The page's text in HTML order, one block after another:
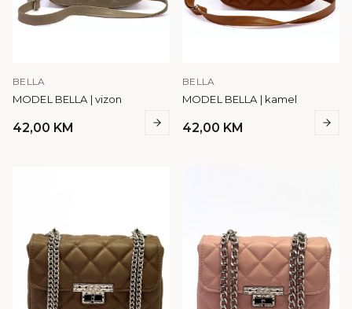
BELLA
MODEL BELLA | vizon
42,00 KM
BELLA
MODEL BELLA | kamel
42,00 KM